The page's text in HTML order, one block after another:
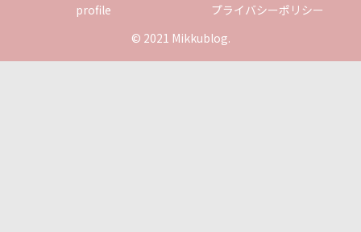
profile
プライバシーポリシー
© 2021 Mikkublog.